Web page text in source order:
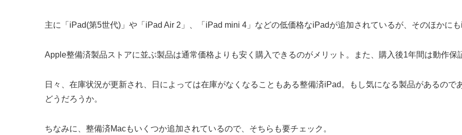
主に「iPad(第5世代)」や「iPad Air 2」、「iPad mini 4」などの低価格なiPadが追加されているが、そのほかに
Apple整備済製品ストアに並ぶ製品は通常価格よりも安く購入できるのがメリット。また、購入後1年間は動作保
日々、在庫状況が更新され、日によっては在庫がなくなることもある整備済iPad。もし気になる製品があるの
どうだろうか。
ちなみに、整備済Macもいくつか追加されているので、そちらも要チェック。